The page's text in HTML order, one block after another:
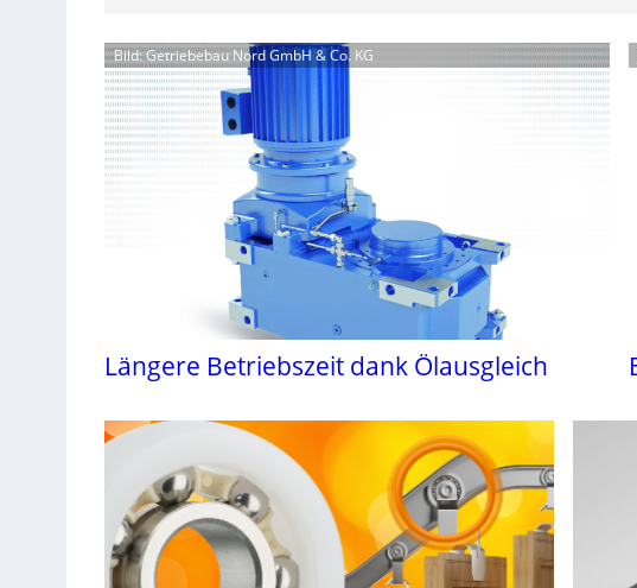
Bild: Getriebebau Nord GmbH & Co. KG
Längere Betriebszeit dank Ölausgleich